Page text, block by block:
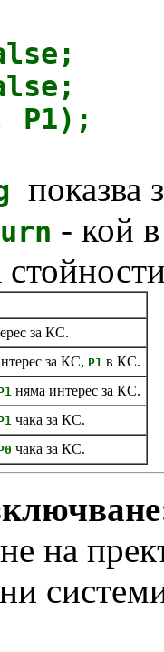
P1);
показва
- кой
за КС.
за КС, P1 в КС.
няма интерес за КС.
чака за КС.
чака за КС.
на